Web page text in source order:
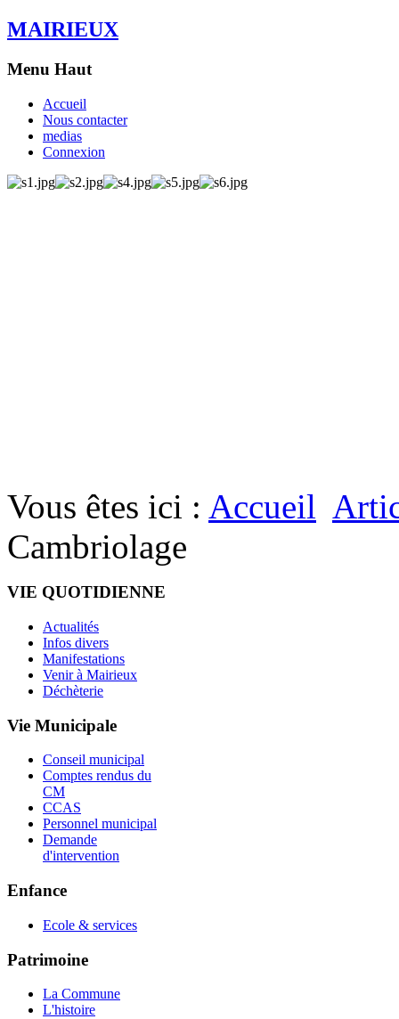
MAIRIEUX
Menu Haut
Accueil
Nous contacter
medias
Connexion
Vous êtes ici : Accueil
Cambriolage
VIE QUOTIDIENNE
Actualités
Infos divers
Manifestations
Venir à Mairieux
Déchèterie
Vie Municipale
Conseil municipal
Comptes rendus du
CM
CCAS
Personnel municipal
Demande
d'intervention
Enfance
Ecole & services
Patrimoine
La Commune
L'histoire